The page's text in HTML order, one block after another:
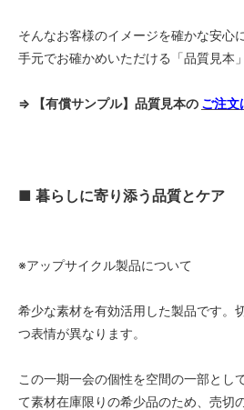
そんなお客様のイメージを確かな安心
手元でお確かめいただける「品質見本
⇒ 【有償サンプル】品質見本の ご注文
■ 暮らしに寄り添う品質とケア
※アップサイクル製品について
希少な素材を有効活用した製品です。
つ表情が異なります。
この一期一会の個性を空間の一部とし
て素材在庫限りの希少品のため、売切